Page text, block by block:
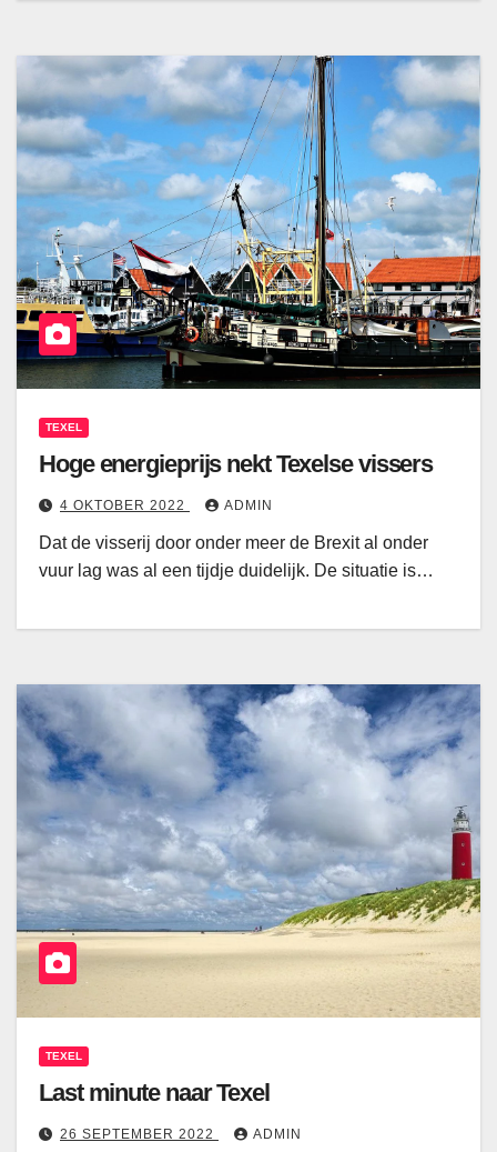
TEXEL
Hoge energieprijs nekt Texelse vissers
4 OKTOBER 2022 ADMIN
Dat de visserij door onder meer de Brexit al onder
vuur lag was al een tijdje duidelijk. De situatie is…
TEXEL
Last minute naar Texel
26 SEPTEMBER 2022 ADMIN